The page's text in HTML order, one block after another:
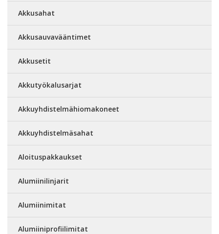
Akkusahat
Akkusauvavääntimet
Akkusetit
Akkutyökalusarjat
Akkuyhdistelmähiomakoneet
Akkuyhdistelmäsahat
Aloituspakkaukset
Alumiinilinjarit
Alumiinimitat
Alumiiniprofiilimitat